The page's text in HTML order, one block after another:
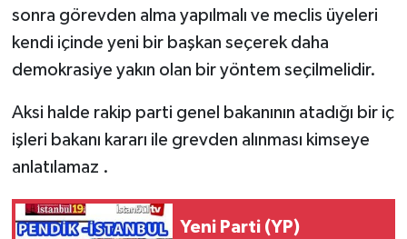
sonra görevden alma yapılmalı ve meclis üyeleri
kendi içinde yeni bir başkan seçerek daha
demokrasiye yakın olan bir yöntem seçilmelidir.
Aksi halde rakip parti genel bakanının atadığı bir iç
işleri bakanı kararı ile grevden alınması kimseye
anlatılamaz .
Yeni Parti (YP)